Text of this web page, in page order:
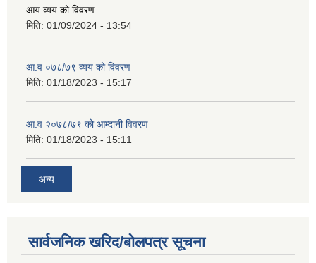
आय व्यय को विवरण
मिति: 01/09/2024 - 13:54
आ.व ०७८/७९ व्यय को विवरण
मिति: 01/18/2023 - 15:17
आ.व २०७८/७९ को आम्दानी विवरण
मिति: 01/18/2023 - 15:11
अन्य
सार्वजनिक खरिद/बोलपत्र सूचना